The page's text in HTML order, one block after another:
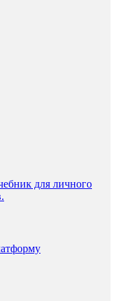
для личного